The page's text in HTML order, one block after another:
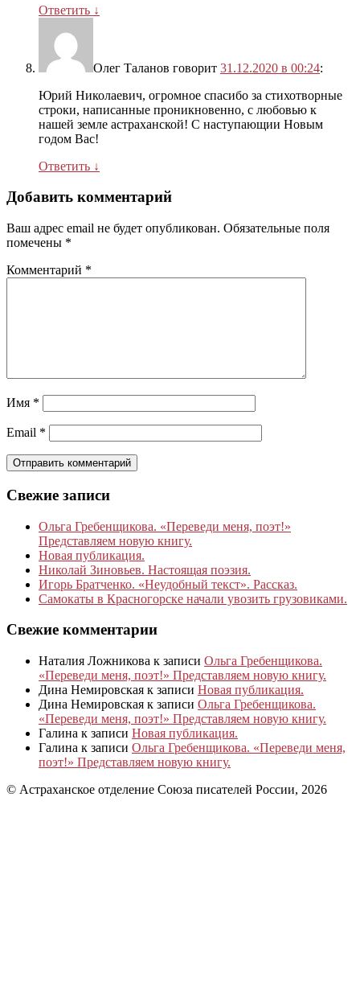
Ответить ↓
Олег Таланов говорит 31.12.2020 в 00:24:
Юрий Николаевич, огромное спасибо за стихотворные
строки, написанные проникновенно, с любовью к
нашей земле астраханской! С наступающии Новым
годом Вас!
Ответить ↓
Добавить комментарий
Ваш адрес email не будет опубликован. Обязательные поля
помечены *
Комментарий *
Имя *
Email *
Свежие записи
Ольга Гребенщикова. «Переведи меня, поэт!»
Представляем новую книгу.
Новая публикация.
Николай Зиновьев. Настоящая поэзия.
Игорь Братченко. «Неудобный текст». Рассказ.
Самокаты в Красногорске начали увозить грузовиками.
Свежие комментарии
Наталия Ложникова к записи Ольга Гребенщикова.
«Переведи меня, поэт!» Представляем новую книгу.
Дина Немировская к записи Новая публикация.
Дина Немировская к записи Ольга Гребенщикова.
«Переведи меня, поэт!» Представляем новую книгу.
Галина к записи Новая публикация.
Галина к записи Ольга Гребенщикова. «Переведи меня,
поэт!» Представляем новую книгу.
© Астраханское отделение Союза писателей России, 2026